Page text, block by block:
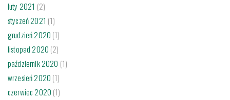
luty 2021 (2)
styczeń 2021 (1)
grudzień 2020 (1)
listopad 2020 (2)
październik 2020 (1)
wrzesień 2020 (1)
czerwiec 2020 (1)